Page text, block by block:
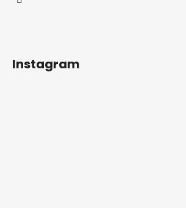
Instagram